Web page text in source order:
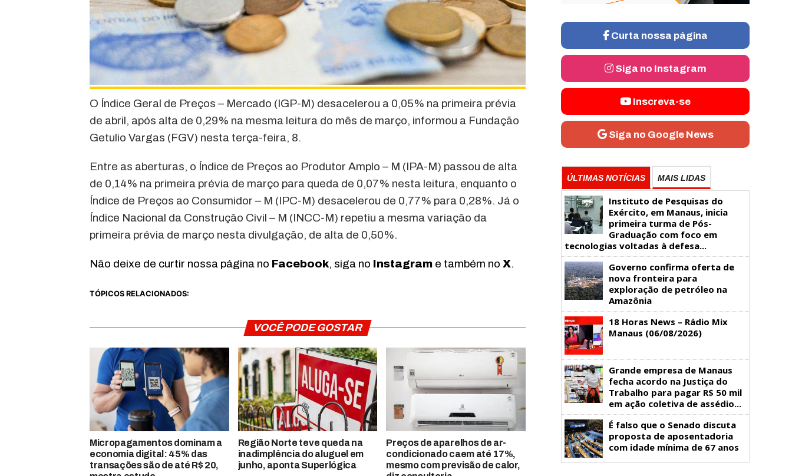
O Índice Geral de Preços – Mercado (IGP-M) desacelerou a 0,05% na primeira prévia
de abril, após alta de 0,29% na mesma leitura do mês de março, informou a Fundação
Getulio Vargas (FGV) nesta terça-feira, 8.
Entre as aberturas, o Índice de Preços ao Produtor Amplo – M (IPA-M) passou de alta
de 0,14% na primeira prévia de março para queda de 0,07% nesta leitura, enquanto o
Índice de Preços ao Consumidor – M (IPC-M) desacelerou de 0,77% para 0,28%. Já o
Índice Nacional da Construção Civil – M (INCC-M) repetiu a mesma variação da
primeira prévia de março nesta divulgação, de alta de 0,50%.
Não deixe de curtir nossa página no Facebook, siga no Instagram e também no X.
TÓPICOS RELACIONADOS:
VOCÊ PODE GOSTAR
Micropagamentos dominam a
economia digital: 45% das
transações são de até R$ 20,
Região Norte teve queda na
inadimplência do aluguel em
junho, aponta Superlógica
Preços de aparelhos de ar-
condicionado caem até 17%,
mesmo com previsão de calor,
Curta nossa página
Siga no Instagram
Inscreva-se
Siga no Google News
ÚLTIMAS NOTÍCIAS MAIS LIDAS
Instituto de Pesquisas do
Exército, em Manaus, inicia
primeira turma de Pós-
Graduação com foco em
tecnologias voltadas à defesa...
Governo confirma oferta de
nova fronteira para
exploração de petróleo na
Amazônia
18 Horas News​​​​​​​​​​​​ – Rádio Mix
Manaus (06/08/2026)
Grande empresa de Manaus
fecha acordo na Justiça do
Trabalho para pagar R$ 50 mil
em ação coletiva de assédio...
É falso que o Senado discuta
proposta de aposentadoria
com idade mínima de 67 anos